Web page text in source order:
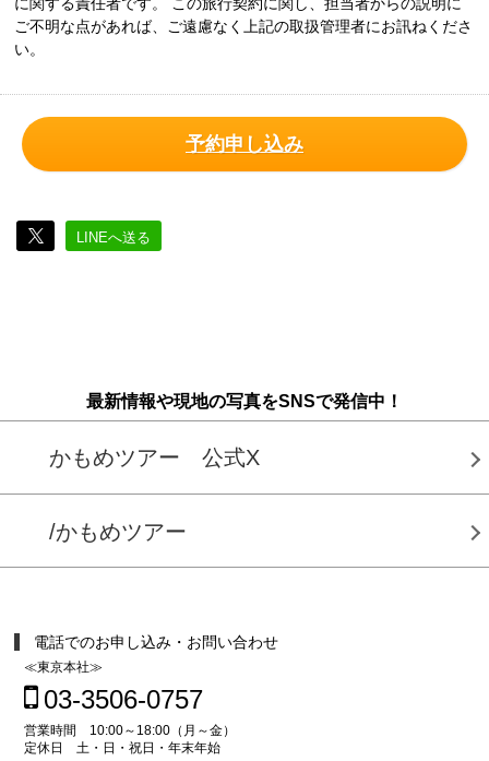
ご不明な点があれば、ご遠慮なく上記の取扱管理者にお訊ねくださ
い。
予約申し込み
LINEへ送る
最新情報や現地の写真をSNSで発信中！
かもめツアー 公式X
/かもめツアー
電話でのお申し込み・お問い合わせ
≪東京本社≫
03-3506-0757
営業時間 10:00～18:00（月～金）
定休日 土・日・祝日・年末年始